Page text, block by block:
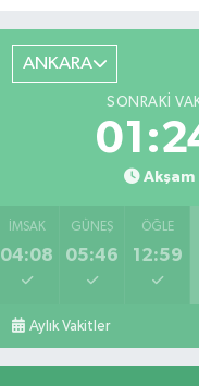
ANKARA
SONRAKI
Akşam
İMSAK
04:08
GÜNEŞ
05:46
ÖĞLE
12:59
Aylık Vakitler